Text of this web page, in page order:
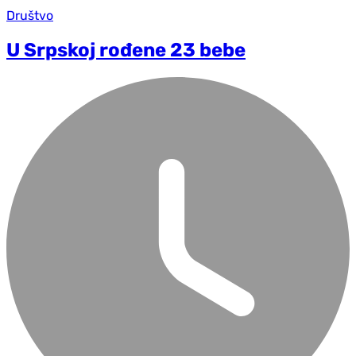
Društvo
U Srpskoj rođene 23 bebe